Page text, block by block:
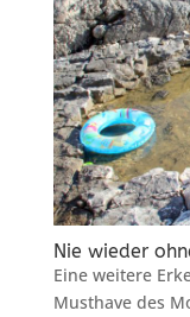
Nie wieder
Eine weitere
Musthave des